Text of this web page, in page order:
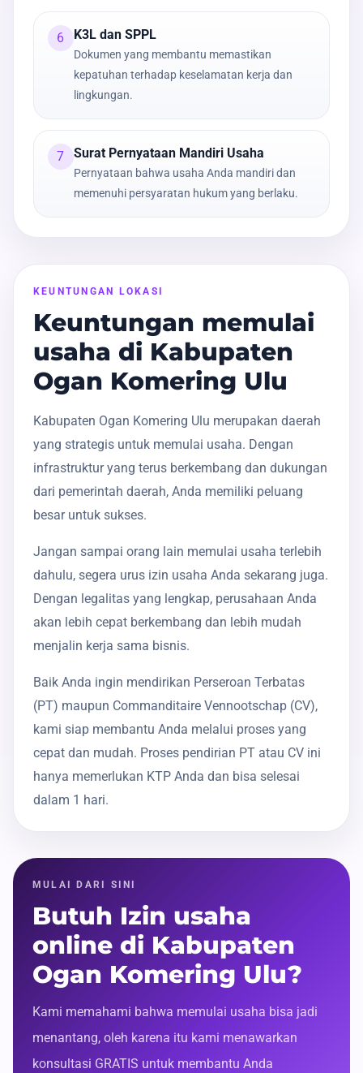
6 K3L dan SPPL
Dokumen yang membantu memastikan
kepatuhan terhadap keselamatan kerja dan
lingkungan.
7 Surat Pernyataan Mandiri Usaha
Pernyataan bahwa usaha Anda mandiri dan
memenuhi persyaratan hukum yang berlaku.
KEUNTUNGAN LOKASI
Keuntungan memulai
usaha di Kabupaten
Ogan Komering Ulu
Kabupaten Ogan Komering Ulu merupakan daerah
yang strategis untuk memulai usaha. Dengan
infrastruktur yang terus berkembang dan dukungan
dari pemerintah daerah, Anda memiliki peluang
besar untuk sukses.
Jangan sampai orang lain memulai usaha terlebih
dahulu, segera urus izin usaha Anda sekarang juga.
Dengan legalitas yang lengkap, perusahaan Anda
akan lebih cepat berkembang dan lebih mudah
menjalin kerja sama bisnis.
Baik Anda ingin mendirikan Perseroan Terbatas
(PT) maupun Commanditaire Vennootschap (CV),
kami siap membantu Anda melalui proses yang
cepat dan mudah. Proses pendirian PT atau CV ini
hanya memerlukan KTP Anda dan bisa selesai
dalam 1 hari.
MULAI DARI SINI
Butuh Izin usaha
online di Kabupaten
Ogan Komering Ulu?
Kami memahami bahwa memulai usaha bisa jadi
menantang, oleh karena itu kami menawarkan
konsultasi GRATIS untuk membantu Anda